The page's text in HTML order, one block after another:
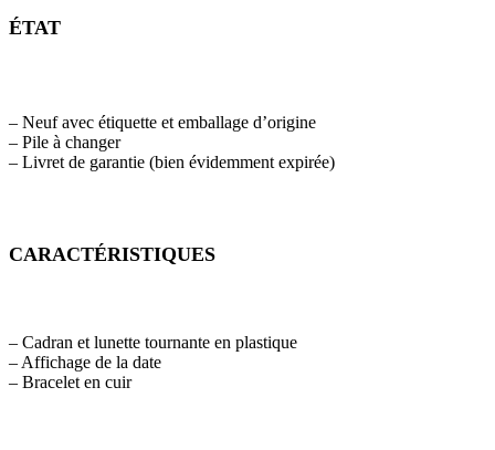
ÉTAT
– Neuf avec étiquette et emballage d’origine
– Pile à changer
– Livret de garantie (bien évidemment expirée)
CARACTÉRISTIQUES
– Cadran et lunette tournante en plastique
– Affichage de la date
– Bracelet en cuir